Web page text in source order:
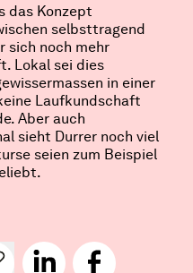
das Konzept
selbsttragend
sich noch mehr
Lokal sei dies
in einer
Laufkundschaft
Aber auch
sieht Durrer noch viel
seien zum Beispiel